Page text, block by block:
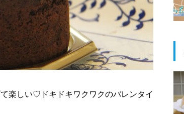
春のお祝い特集 @島原半島
楽しい♡ドキドキワクワクのバレンタイ